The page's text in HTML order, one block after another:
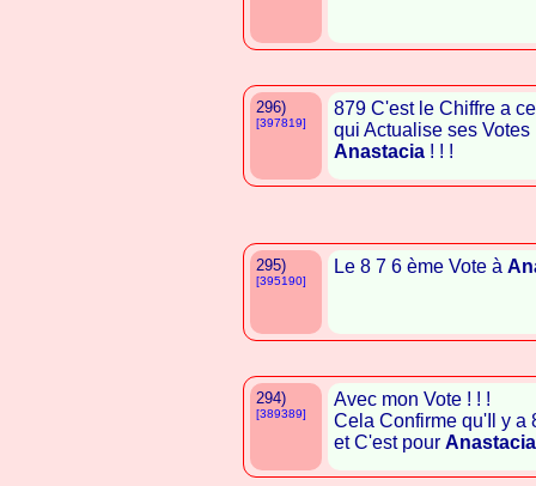
296)
[397819]
879 C'est le Chiffre a
qui Actualise ses Votes
Anastacia ! ! !
295)
[395190]
Le 8 7 6 ème Vote à
294)
[389389]
Avec mon Vote ! ! !
Cela Confirme qu'Il y a
et C'est pour Anastacia